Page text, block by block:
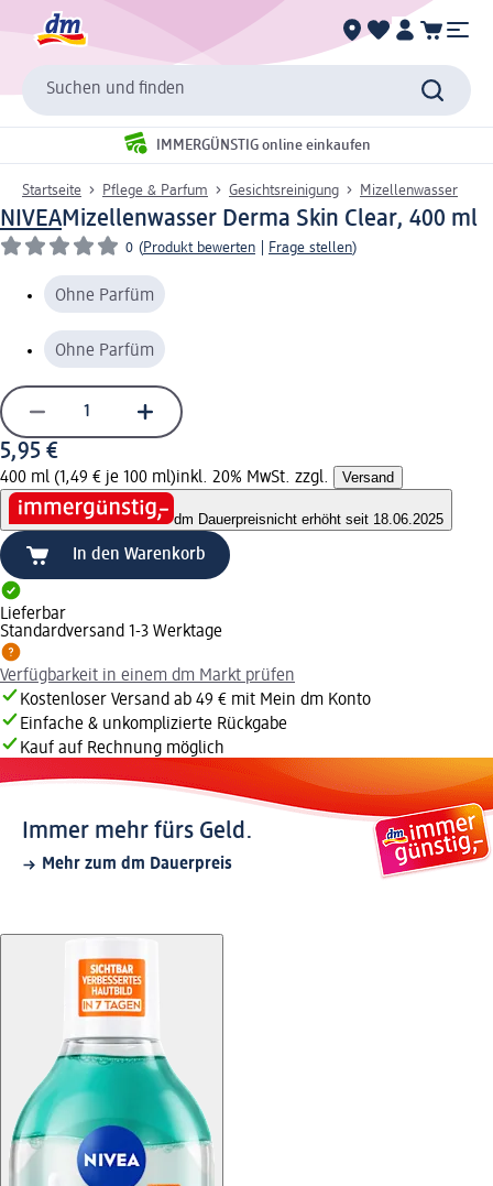
Suchen und finden
IMMERGÜNSTIG online einkaufen
Startseite Pflege & Parfum Gesichtsreinigung Mizellenwasser
NIVEAMizellenwasser Derma Skin Clear, 400 ml
0 (Produkt bewerten Frage stellen)
Ohne Parfüm
Ohne Parfüm
5,95 €
400 ml (1,49 € je 100 ml)inkl. 20% MwSt. zzgl. Versand
dm Dauerpreisnicht erhöht seit 18.06.2025
In den Warenkorb
Lieferbar
Standardversand 1-3 Werktage
Verfügbarkeit in einem dm Markt prüfen
Kostenloser Versand ab 49 € mit Mein dm Konto
Einfache & unkomplizierte Rückgabe
Kauf auf Rechnung möglich
Immer mehr fürs Geld.
Mehr zum dm Dauerpreis